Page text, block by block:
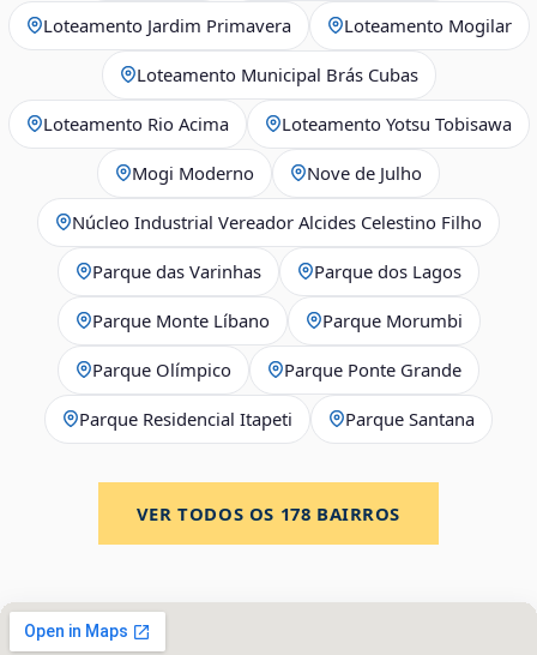
Loteamento Jardim Primavera Loteamento Mogilar
Loteamento Municipal Brás Cubas
Loteamento Rio Acima Loteamento Yotsu Tobisawa
Mogi Moderno Nove de Julho
Núcleo Industrial Vereador Alcides Celestino Filho
Parque das Varinhas Parque dos Lagos
Parque Monte Líbano Parque Morumbi
Parque Olímpico Parque Ponte Grande
Parque Residencial Itapeti Parque Santana
VER TODOS OS 178 BAIRROS